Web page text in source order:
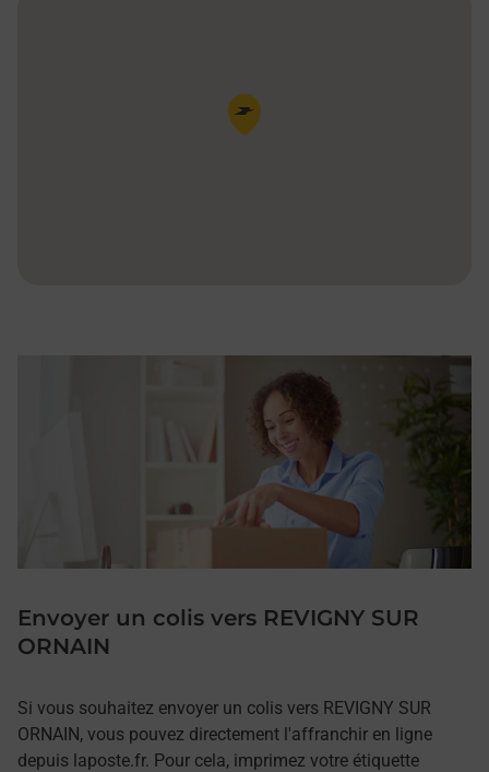
Pin de la carte
Envoyer un colis vers REVIGNY SUR
ORNAIN
Si vous souhaitez envoyer un colis vers REVIGNY SUR
ORNAIN, vous pouvez directement l'affranchir en ligne
depuis laposte.fr. Pour cela, imprimez votre étiquette